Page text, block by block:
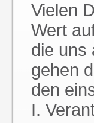
Vielen
Wert
die uns
gehen
den
I.